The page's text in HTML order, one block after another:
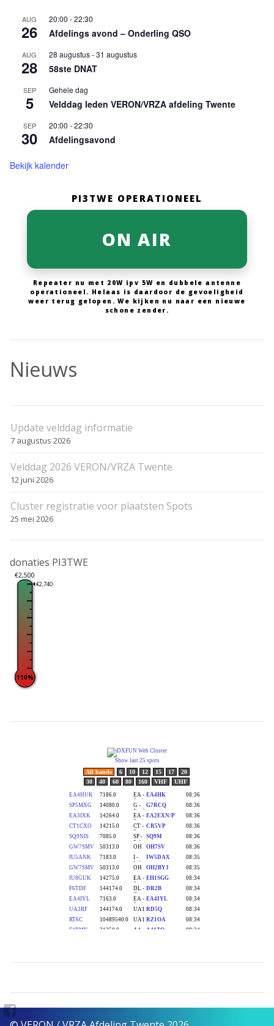
AUG
26
20:00 -22:30
Afdelings avond – Onderling QSO
AUG
28
28 augustus-31 augustus
58ste DNAT
SEP
5
Gehele dag
Velddag leden VERON/VRZA afdeling Twente
SEP
30
20:00 -22:30
Afdelingsavond
Bekijk kalender
PI3TWE OPERATIONEEL
ON AIR
Repeater nu met 20W ipv 5W en dubbele antenne
operationeel. Helaas is daardoor de gevoeligheid
weer terug gelopen. We kijken nu naar een nieuwe
schone zender.
Nieuws
Update velddag informatie
7 augustus 2026
Velddag 2026 VERON/VRZA Twente
12 juni 2026
Cluster registratie voor plaatsten Spots
25 mei 2026
donaties PI3TWE
€2,500
€2,740
110%